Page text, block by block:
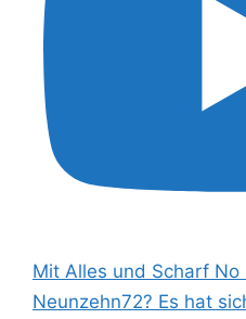
Mit Alles und Scharf
Neunzehn72? Es hat